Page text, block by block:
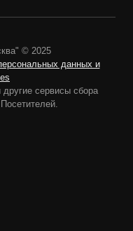
© 2025
данных и
сервисы сбора